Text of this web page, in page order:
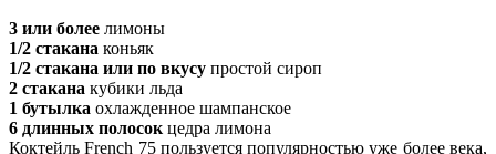
3 или более лимоны
1/2 стакана коньяк
1/2 стакана или по вкусу простой сироп
2 стакана кубики льда
1 бутылка охлажденное шампанское
6 длинных полосок цедра лимона
Коктейль French 75 пользуется популярностью уже более века,